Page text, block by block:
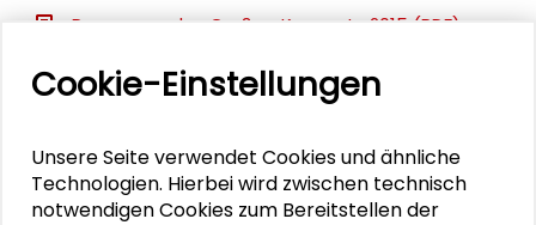
Programm des Großen Konvents 2015 (PDF)
Video ansehen
Cookie-Einstellungen
Unsere Seite verwendet Cookies und ähnliche
Technologien. Hierbei wird zwischen technisch
notwendigen Cookies zum Bereitstellen der